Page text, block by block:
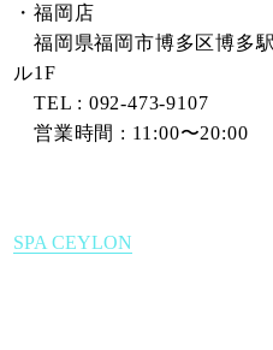
・福岡店
福岡県福岡市博多区博多
ル1F
TEL : 092-473-9107
営業時間 : 11:00〜20:00
SPA CEYLON